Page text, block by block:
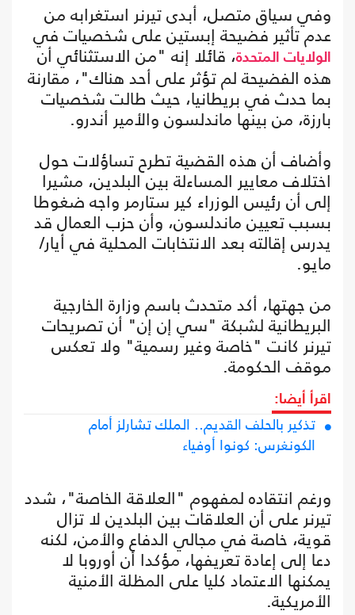
وفي سياق متصل، أبدى تيرنر استغرابه من
عدم تأثير فضيحة إبستين على شخصيات في
الولايات المتحدة، قائلا إنه "من الاستثنائي أن
هذه الفضيحة لم تؤثر على أحد هناك"، مقارنة
بما حدث في بريطانيا، حيث طالت شخصيات
بارزة، من بينها ماندلسون والأمير أندرو.
وأضاف أن هذه القضية تطرح تساؤلات حول
اختلاف معايير المساءلة بين البلدين، مشيرا
إلى أن رئيس الوزراء كير ستارمر واجه ضغوطا
بسبب تعيين ماندلسون، وأن حزب العمال قد
يدرس إقالته بعد الانتخابات المحلية في أيار/
مايو.
من جهتها، أكد متحدث باسم وزارة الخارجية
البريطانية لشبكة "سي إن إن" أن تصريحات
تيرنر كانت "خاصة وغير رسمية" ولا تعكس
موقف الحكومة.
اقرأ أيضا:
تذكير بالحلف القديم.. الملك تشارلز أمام
الكونغرس: كونوا أوفياء
ورغم انتقاده لمفهوم "العلاقة الخاصة"، شدد
تيرنر على أن العلاقات بين البلدين لا تزال
قوية، خاصة في مجالي الدفاع والأمن، لكنه
دعا إلى إعادة تعريفها، مؤكدا أن أوروبا لا
يمكنها الاعتماد كليا على المظلة الأمنية
الأمريكية.